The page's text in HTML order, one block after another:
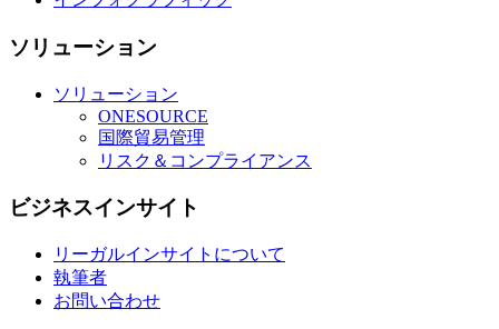
ソリューション
ソリューション
ONESOURCE
国際貿易管理
リスク＆コンプライアンス
ビジネスインサイト
リーガルインサイトについて
執筆者
お問い合わせ